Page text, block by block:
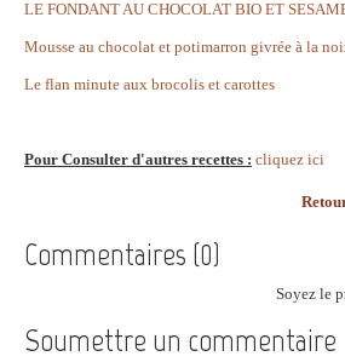
LE FONDANT AU CHOCOLAT BIO ET
Mousse au chocolat et potimarron givrée à la
Le flan minute aux brocolis et carottes
Pour Consulter d'autres recettes : cliquez ici
Commentaires (0)
Soyez le
Soumettre un commentaire